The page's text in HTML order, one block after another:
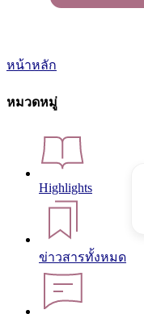
หน้าหลัก
หมวดหมู่
Highlights
ข่าวสารทั้งหมด